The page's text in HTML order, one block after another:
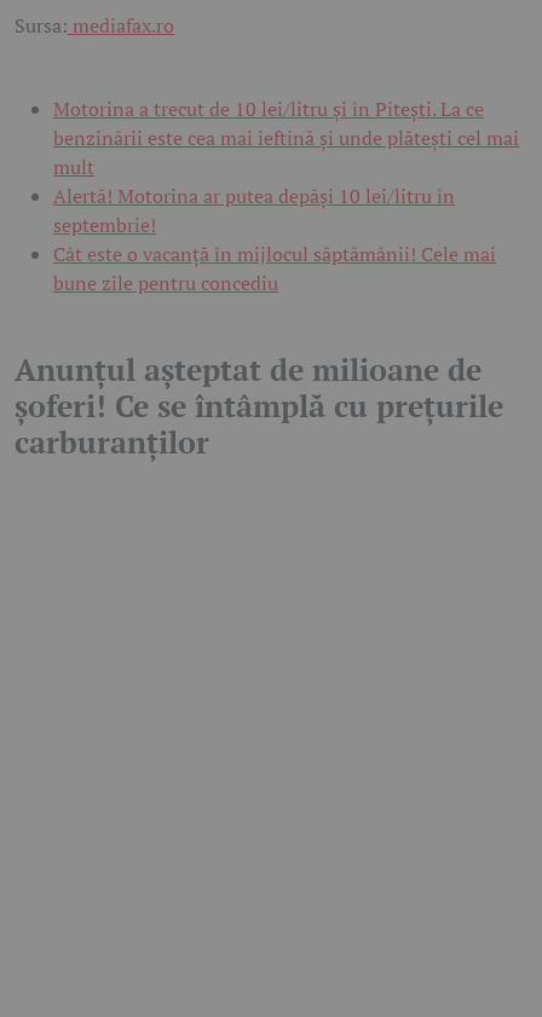
Sursa: mediafax.ro
Motorina a trecut de 10 lei/litru și în Pitești. La ce
benzinării este cea mai ieftină și unde plătești cel mai
mult
Alertă! Motorina ar putea depăși 10 lei/litru în
septembrie!
Cât este o vacanță în mijlocul săptămânii! Cele mai
bune zile pentru concediu
Anunțul așteptat de milioane de
șoferi! Ce se întâmplă cu prețurile
carburanților